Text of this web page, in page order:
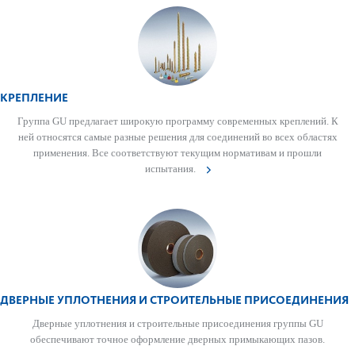
КРЕПЛЕНИЕ
Группа GU предлагает широкую программу современных креп­лений. К
ней относятся самые разные решения для соединений во всех обла­стях
применения. Все соотв­е­тствуют тек­ущим нормат­ивам и прошли
испытания.
ДВЕРНЫЕ УПЛОТНЕНИЯ И СТРОИТЕЛЬНЫЕ ПРИСОЕДИНЕНИЯ
Дверные уплотнения и строительные присо­единения группы GU
обеспечивают точное оформ­ление дверных примы­кающих пазов.